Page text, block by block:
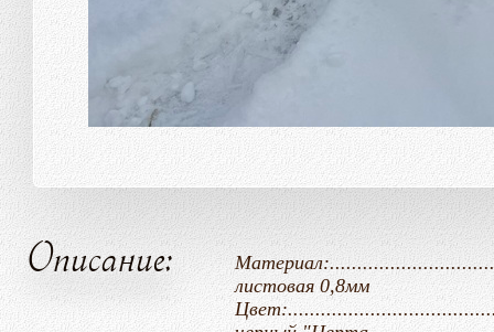
Описание:
листовая 0,8мм